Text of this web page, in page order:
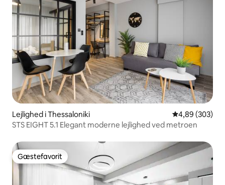
Lejlighed i Thessaloniki 4,89 ud af 5 i
4,89 (303)
STS EIGHT 5.1 Elegant moderne lejlighed ved metroen
Gæstefavorit
Gæstefavorit